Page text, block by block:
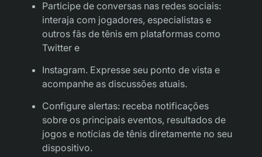
Participe de conversas nas redes sociais:
interaja com jogadores, especialistas e
outros fãs de tênis em plataformas como
Twitter e
Instagram. Expresse seu ponto de vista e
acompanhe as discussões atuais.
Configure alertas: receba notificações
sobre os principais eventos, resultados de
jogos e notícias de tênis diretamente no seu
dispositivo.